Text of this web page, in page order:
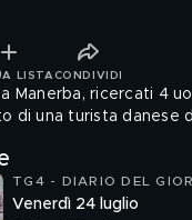
LISTA CONDIVIDI
Manerba, ricercati 4
di una turista danese
TG4 - DIARIO DEL
Venerdì 24 luglio